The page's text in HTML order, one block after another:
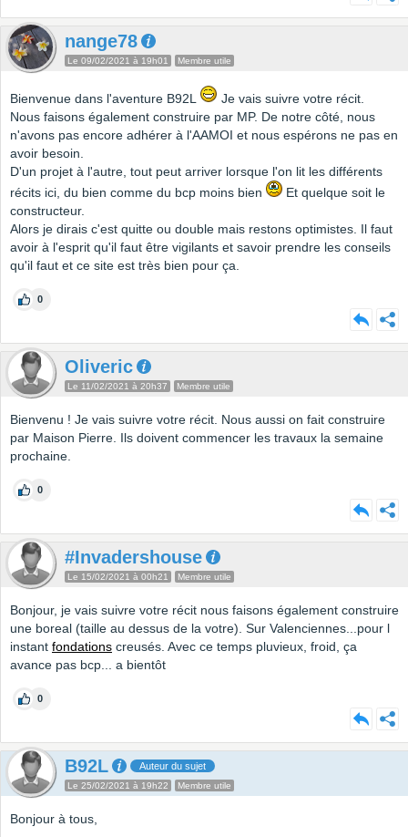
nange78
Le 09/02/2021 à 19h01 Membre utile
Bienvenue dans l'aventure B92L
Je vais suivre votre récit.
Nous faisons également construire par MP. De notre côté, nous
n'avons pas encore adhérer à l'AAMOI et nous espérons ne pas en
avoir besoin.
D'un projet à l'autre, tout peut arriver lorsque l'on lit les différents
récits ici, du bien comme du bcp moins bien
Et quelque soit le
constructeur.
Alors je dirais c'est quitte ou double mais restons optimistes. Il faut
avoir à l'esprit qu'il faut être vigilants et savoir prendre les conseils
qu'il faut et ce site est très bien pour ça.
0
Oliveric
Le 11/02/2021 à 20h37 Membre utile
Bienvenu ! Je vais suivre votre récit. Nous aussi on fait construire
par Maison Pierre. Ils doivent commencer les travaux la semaine
prochaine.
0
#Invadershouse
Le 15/02/2021 à 00h21 Membre utile
Bonjour, je vais suivre votre récit nous faisons également construire
une boreal (taille au dessus de la votre). Sur Valenciennes...pour l
instant fondations creusés. Avec ce temps pluvieux, froid, ça
avance pas bcp... a bientôt
0
B92L Auteur du sujet
Le 25/02/2021 à 19h22 Membre utile
Bonjour à tous,